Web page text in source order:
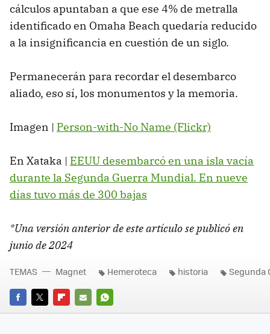
cálculos apuntaban a que ese 4% de metralla
identificado en Omaha Beach quedaría reducido
a la insignificancia en cuestión de un siglo.
Permanecerán para recordar el desembarco
aliado, eso sí, los monumentos y la memoria.
Imagen | Person-with-No Name (Flickr)
En Xataka | EEUU desembarcó en una isla vacía
durante la Segunda Guerra Mundial. En nueve
días tuvo más de 300 bajas
*Una versión anterior de este artículo se publicó en
junio de 2024
FACEBOOK
TWITTERFLIPBOARD
E-
WHATSAPP
TEMAS Magnet Hemeroteca historia Segunda